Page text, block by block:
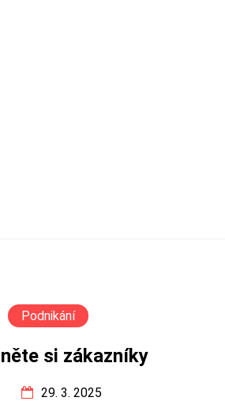
Podnikání
si zákazníky
29. 3. 2025